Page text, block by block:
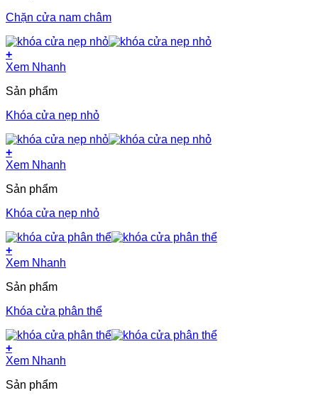
Chặn cửa nam châm
+
Xem Nhanh
Sản phẩm
Khóa cửa nẹp nhỏ
+
Xem Nhanh
Sản phẩm
Khóa cửa nẹp nhỏ
+
Xem Nhanh
Sản phẩm
Khóa cửa phân thể
+
Xem Nhanh
Sản phẩm